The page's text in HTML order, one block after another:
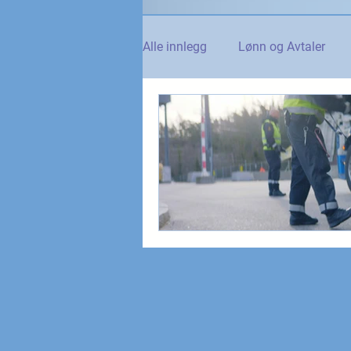
Alle innlegg Lønn og Avtaler
Norsk Tollblad Kurs og
Internasjonalt Andre
NTO og UFE Teknologi, IT